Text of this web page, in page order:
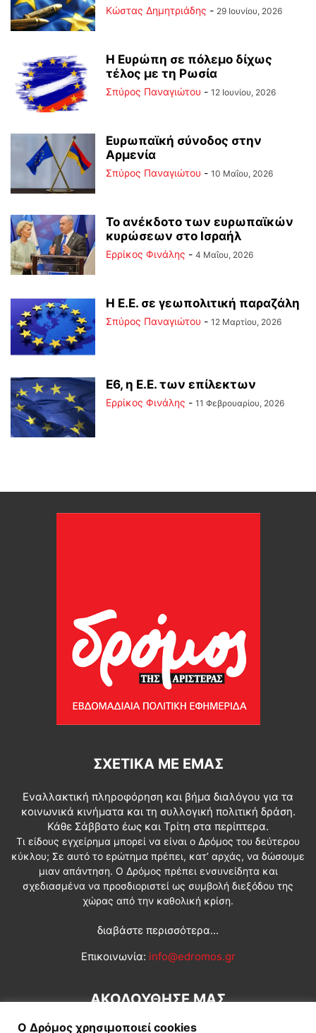
Kώστας Δημητριάδης - 29 Ιουνίου, 2026
Η Ευρώπη σε πόλεμο δίχως
τέλος με τη Ρωσία
Σπύρος Παναγιώτου - 12 Ιουνίου, 2026
Ευρωπαϊκή σύνοδος στην
Αρμενία
Σπύρος Παναγιώτου - 10 Μαΐου, 2026
Το ανέκδοτο των ευρωπαϊκών
κυρώσεων στο Ισραήλ
Ερρίκος Φινάλης - 4 Μαΐου, 2026
Η Ε.Ε. σε γεωπολιτική παραζάλη
Σπύρος Παναγιώτου - 12 Μαρτίου, 2026
Ε6, η Ε.Ε. των επίλεκτων
Ερρίκος Φινάλης - 11 Φεβρουαρίου, 2026
ΣΧΕΤΙΚΆ ΜΕ ΕΜΆΣ
Εναλλακτική πληροφόρηση και βήμα διαλόγου για τα
κοινωνικά κινήματα και τη συλλογική πολιτική δράση.
Κάθε Σάββατο έως και Τρίτη στα περίπτερα.
Τι είδους εγχείρημα μπορεί να είναι ο Δρόμος του δεύτερου
κύκλου; Σε αυτό το ερώτημα πρέπει, κατ’ αρχάς, να δώσουμε
μιαν απάντηση. Ο Δρόμος πρέπει ενσυνείδητα και
σχεδιασμένα να προσδιοριστεί ως συμβολή διεξόδου της
χώρας από την καθολική κρίση.
διαβάστε περισσότερα...
Επικοινωνία: info@edromos.gr
ΑΚΟΛΟΥΘΗΣΕ ΜΑΣ
Ο Δρόμος χρησιμοποιεί cookies